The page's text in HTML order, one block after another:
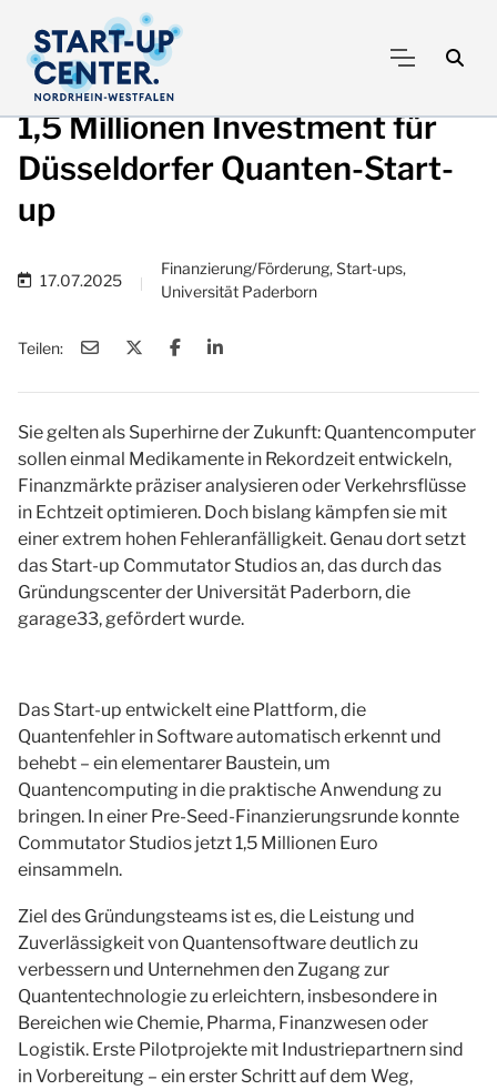
1,5 Millionen Investment für
Düsseldorfer Quanten-Start-
up
17.07.2025
Finanzierung/Förderung, Start-ups,
Universität Paderborn
Teilen:
Sie gelten als Superhirne der Zukunft: Quantencomputer
sollen einmal Medikamente in Rekordzeit entwickeln,
Finanzmärkte präziser analysieren oder Verkehrsflüsse
in Echtzeit optimieren. Doch bislang kämpfen sie mit
einer extrem hohen Fehleranfälligkeit. Genau dort setzt
das Start-up Commutator Studios an, das durch das
Gründungscenter der Universität Paderborn, die
garage33, gefördert wurde.
Das Start-up entwickelt eine Plattform, die
Quantenfehler in Software automatisch erkennt und
behebt – ein elementarer Baustein, um
Quantencomputing in die praktische Anwendung zu
bringen. In einer Pre-Seed-Finanzierungsrunde konnte
Commutator Studios jetzt 1,5 Millionen Euro
einsammeln.
Ziel des Gründungsteams ist es, die Leistung und
Zuverlässigkeit von Quantensoftware deutlich zu
verbessern und Unternehmen den Zugang zur
Quantentechnologie zu erleichtern, insbesondere in
Bereichen wie Chemie, Pharma, Finanzwesen oder
Logistik. Erste Pilotprojekte mit Industriepartnern sind
in Vorbereitung – ein erster Schritt auf dem Weg,